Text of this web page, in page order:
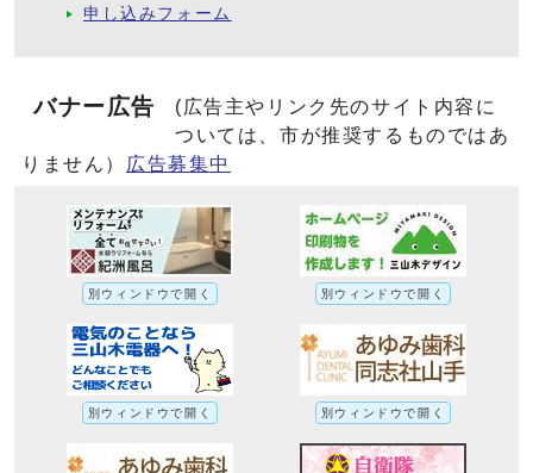
申し込みフォーム
バナー広告
(広告主やリンク先のサイト内容に
ついては、市が推奨するものではあ
りません）
広告募集中
別ウィンドウで開く 別ウィンドウで開く
別ウィンドウで開く 別ウィンドウで開く